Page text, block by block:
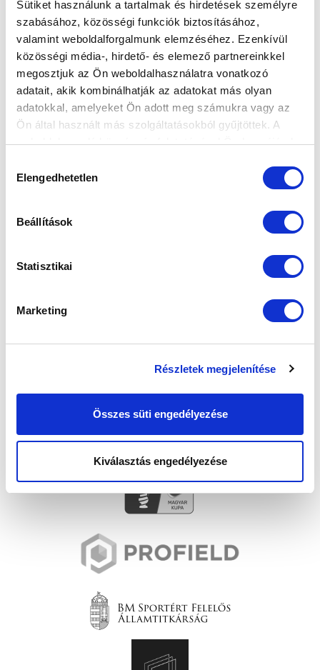
Sütiket használunk a tartalmak és hirdetések személyre
szabásához, közösségi funkciók biztosításához,
valamint weboldalforgalmunk elemzéséhez. Ezenkívül
közösségi média-, hirdető- és elemező partnereinkkel
megosztjuk az Ön weboldalhasználatra vonatkozó
adatait, akik kombinálhatják az adatokat más olyan
adatokkal, amelyeket Ön adott meg számukra vagy az
Ön által használt más szolgáltatásokból gyűjtöttek. A
weboldalon való böngészés folytatásával Ön hozzájárul a
kiválasztása
Elengedhetetlen
Beállítások
Statisztikai
Marketing
Részletek megjelenítése
Összes süti engedélyezése
Kiválasztás engedélyezése
MTK BUDAPEST HÍRLEVÉL
Ne maradjon le egy eseményről sem! Iratkozzon fel ingyenes